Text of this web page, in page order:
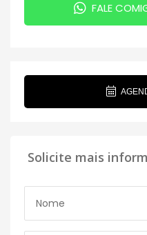
FALE
Solicite mais